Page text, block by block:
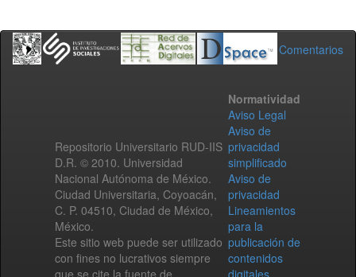
Comentarios
Repositorio Universitario RUD-IIS
D.R. © 2010. Universidad
Nacional Autónoma de México.
Ciudad Universitaria, Coyoacán,
C. P. 04510, Ciudad de México,
México.
Este sitio web puede ser utilizado
con fines no lucrativos siempre
que se cite la fuente de
Normatividad
Aviso Legal
Aviso de
privacidad
simplificado
Aviso de
privacidad
Lineamientos
para la
publicación de
contenidos
digitales